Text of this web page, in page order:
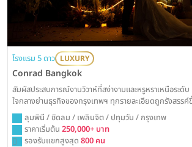
โรงแรม 5 ดาว LUXURY
Conrad Bangkok
สัมผัสประสบการณ์งานวิวาห์ที่สง่างามและหรูหราเหนือระ
ใจกลางย่านธุรกิจของกรุงเทพฯ ทุกรายละเอียดถูกรังสรร
แกรนด์บอลรูมไร้เสาอันโอ่อ่า เพื่อมอบค่ำคืนแห่งการเฉลิมฉล
สมบูรณ์แบบที่สุด
ลุมพินี / ชิดลม / เพลินจิต / ปทุมวัน / กรุงเทพ
ราคาเริ่มต้น 250,000+ บาท
รองรับแขกสูงสุด 800 คน